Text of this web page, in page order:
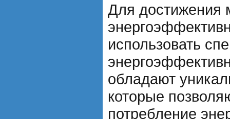
Для достижения
использовать
обладают
которые
потребление